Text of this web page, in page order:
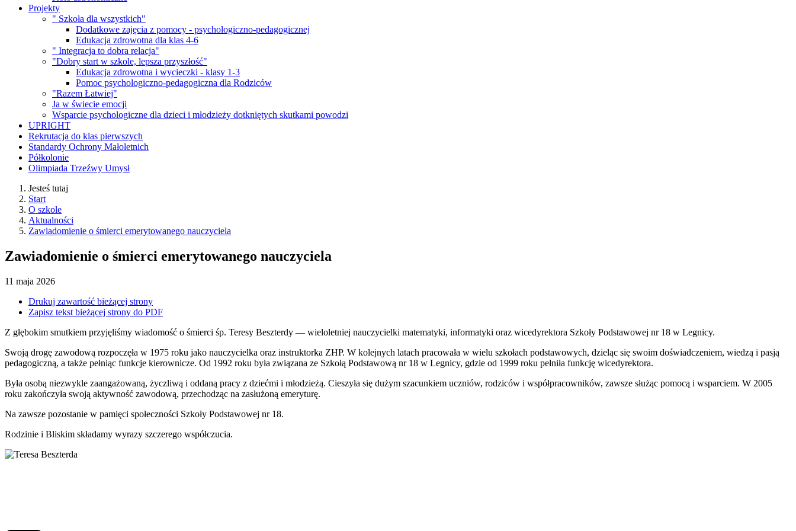
Projekty
" Szkoła dla wszystkich"
Dodatkowe zajęcia z pomocy - psychologiczno-pedagogicznej
Edukacja zdrowotna dla klas 4-6
" Integracja to dobra relacja"
"Dobry start w szkole, lepsza przyszłość"
Edukacja zdrowotna i wycieczki - klasy 1-3
Pomoc psychologiczno-pedagogiczna dla Rodziców
"Razem Łatwiej"
Ja w świecie emocji
Wsparcie psychologiczne dla dzieci i młodzieży dotkniętych skutkami powodzi
UPRIGHT
Rekrutacja do klas pierwszych
Standardy Ochrony Małoletnich
Półkolonie
Olimpiada Trzeźwy Umysł
Jesteś tutaj
Start
O szkole
Aktualności
Zawiadomienie o śmierci emerytowanego nauczyciela
Zawiadomienie o śmierci emerytowanego nauczyciela
11 maja 2026
Drukuj zawartość bieżącej strony
Zapisz tekst bieżącej strony do PDF
Z głębokim smutkiem przyjęliśmy wiadomość o śmierci śp. Teresy Beszterdy — wieloletniej nauczycielki matematyki, informatyki oraz wicedyrektora Szkoły Podstawowej nr 18 w Legnicy.
Swoją drogę zawodową rozpoczęła w 1975 roku jako nauczycielka oraz instruktorka ZHP. W kolejnych latach pracowała w wielu szkołach podstawowych, dzieląc się swoim doświadczeniem, wiedzą i pasją
pedagogiczną, a także pełniąc funkcje kierownicze. Od 1992 roku była związana ze Szkołą Podstawową nr 18 w Legnicy, gdzie od 1999 roku pełniła funkcję wicedyrektora.
Była osobą niezwykle zaangażowaną, życzliwą i oddaną pracy z dziećmi i młodzieżą. Cieszyła się dużym szacunkiem uczniów, rodziców i współpracowników, zawsze służąc pomocą i wsparciem. W 2005
roku zakończyła swoją aktywność zawodową, przechodząc na zasłużoną emeryturę.
Na zawsze pozostanie w pamięci społeczności Szkoły Podstawowej nr 18.
Rodzinie i Bliskim składamy wyrazy szczerego współczucia.